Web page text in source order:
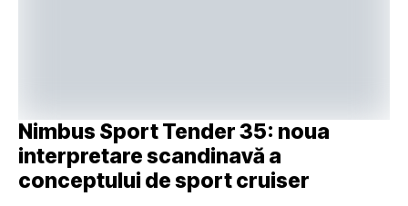
Nimbus Sport Tender 35: noua
interpretare scandinavă a
conceptului de sport cruiser